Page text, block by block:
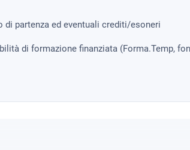
di partenza ed eventuali crediti/esoneri
di formazione finanziata (Forma.Temp,